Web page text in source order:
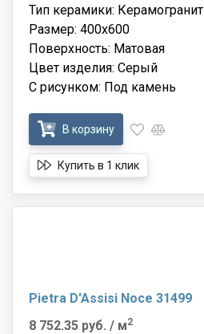
Тип керамики: Керамогранит
Размер: 400x600
Поверхность: Матовая
Цвет изделия: Серый
С рисунком: Под камень
В корзину
Купить в 1 клик
Pietra D'Assisi Noce 31499
8 752.35 руб. / м2